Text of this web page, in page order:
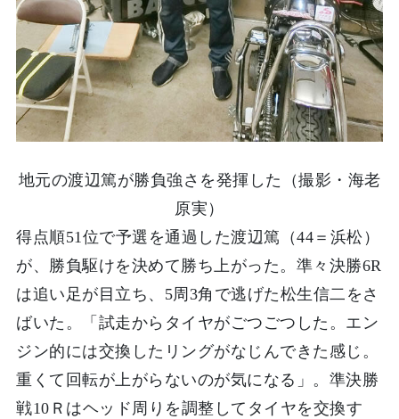
地元の渡辺篤が勝負強さを発揮した（撮影・海老
原実）
得点順51位で予選を通過した渡辺篤（44＝浜松）
が、勝負駆けを決めて勝ち上がった。準々決勝6R
は追い足が目立ち、5周3角で逃げた松生信二をさ
ばいた。「試走からタイヤがごつごつした。エン
ジン的には交換したリングがなじんできた感じ。
重くて回転が上がらないのが気になる」。準決勝
戦10Ｒはヘッド周りを調整してタイヤを交換す